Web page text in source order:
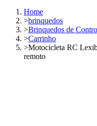
Home
>brinquedos
>Brinquedos de
>Carrinho
>Motocicleta RC
remoto